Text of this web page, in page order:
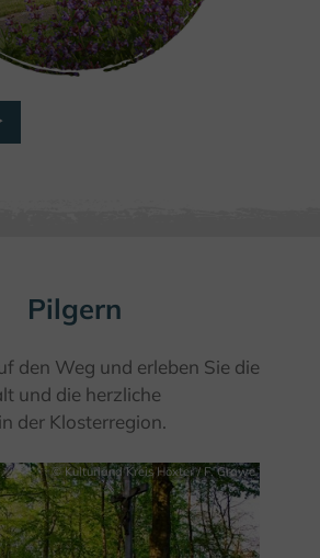
Pilgern
den Weg und erleben Sie die
und die herzliche
der Klosterregion.
© Kulturland Kreis Höxter / F. Grawe